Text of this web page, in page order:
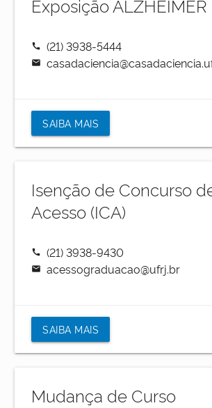
Exposição ALZHEIMER
call (21) 3938-5444
mail
SAIBA MAIS
Isenção de Concurso
Acesso (ICA)
call (21) 3938-9430
mail acessograduacao@ufrj.br
SAIBA MAIS
Mudança de Curso